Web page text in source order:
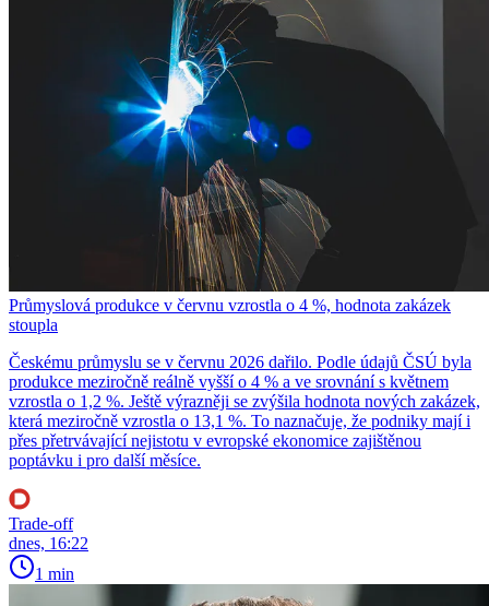
Průmyslová produkce v červnu vzrostla o 4 %, hodnota zakázek
stoupla
Českému průmyslu se v červnu 2026 dařilo. Podle údajů ČSÚ byla
produkce meziročně reálně vyšší o 4 % a ve srovnání s květnem
vzrostla o 1,2 %. Ještě výrazněji se zvýšila hodnota nových zakázek,
která meziročně vzrostla o 13,1 %. To naznačuje, že podniky mají i
přes přetrvávající nejistotu v evropské ekonomice zajištěnou
poptávku i pro další měsíce.
Trade-off
dnes, 16:22
1 min